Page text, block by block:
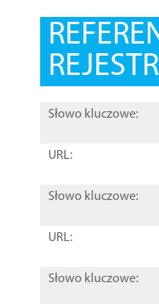
Słowo kluczowe:
URL:
Słowo kluczowe:
URL:
Słowo kluczowe: